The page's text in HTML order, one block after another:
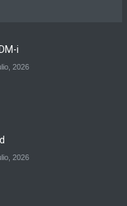
i
2026
2026